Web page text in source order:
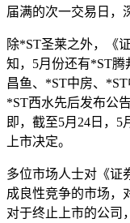
届满的次一交易日，
除*ST圣莱之外，《
知，5月份还有*ST
昌鱼、*ST中房、
*ST西水先后发布公
即，截至5月24日，
上市决定。
多位市场人士对《证
成良性竞争的市场，
对于终止上市的公司